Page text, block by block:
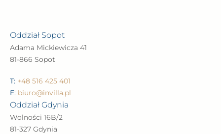
Oddział Sopot
Adama Mickiewicza 41
81-866 Sopot
T: +48 516 425 401
E: biuro@invilla.pl
Oddział Gdynia
Wolności 16B/2
81-327 Gdynia